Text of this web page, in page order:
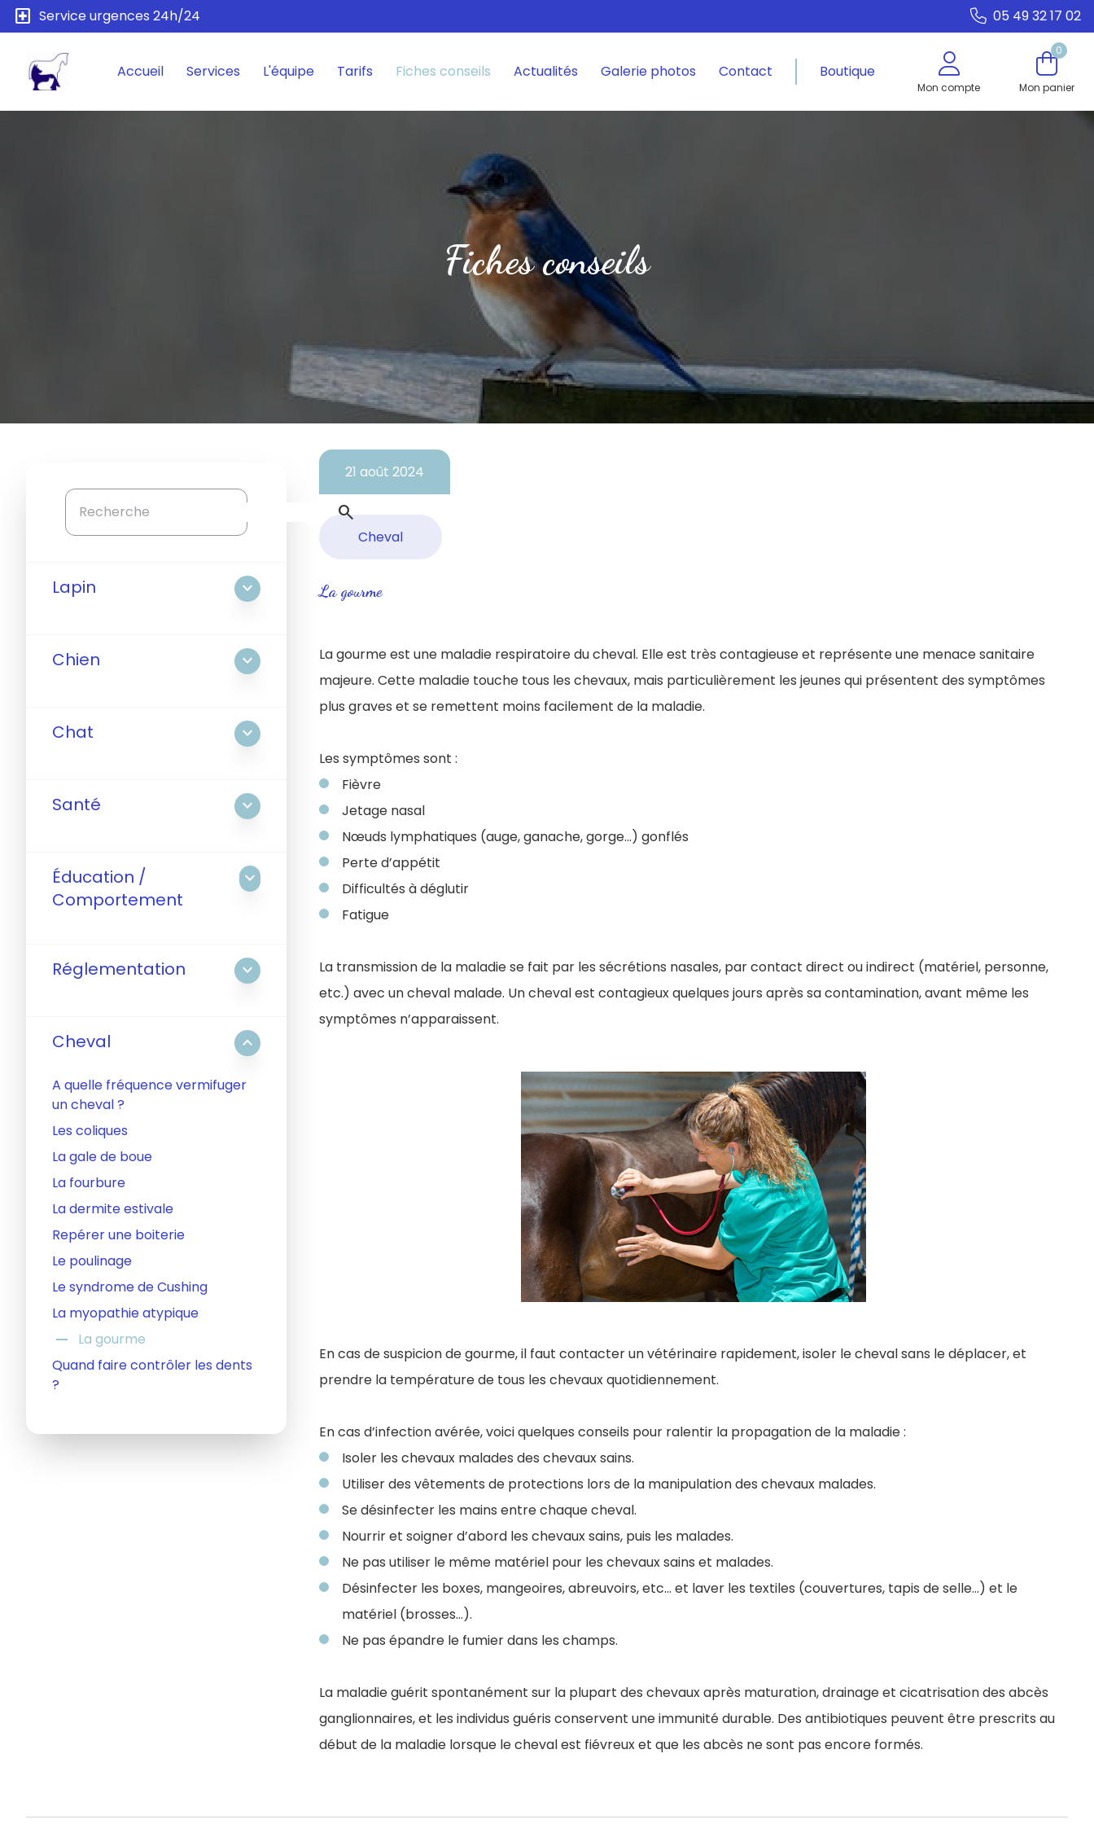
local_hospital Service urgences 24h/24 05 49 32 17 02
Accueil Services L'équipe Tarifs Fiches conseils Actualités Galerie photos Contact Boutique
Mon compte
0
Mon panier
Fiches conseils
search
Lapin expand_more
Chien expand_more
Chat expand_more
Santé expand_more
Éducation /
Comportement
expand_more
Réglementation expand_more
Cheval expand_less
A quelle fréquence vermifuger
un cheval ?
Les coliques
La gale de boue
La fourbure
La dermite estivale
Repérer une boiterie
Le poulinage
Le syndrome de Cushing
La myopathie atypique
remove
La gourme
Quand faire contrôler les dents
?
21 août 2024
Cheval
La gourme
La gourme est une maladie respiratoire du cheval. Elle est très contagieuse et représente une menace sanitaire
majeure. Cette maladie touche tous les chevaux, mais particulièrement les jeunes qui présentent des symptômes
plus graves et se remettent moins facilement de la maladie.
Les symptômes sont :
Fièvre
Jetage nasal
Nœuds lymphatiques (auge, ganache, gorge…) gonflés
Perte d’appétit
Difficultés à déglutir
Fatigue
La transmission de la maladie se fait par les sécrétions nasales, par contact direct ou indirect (matériel, personne,
etc.) avec un cheval malade. Un cheval est contagieux quelques jours après sa contamination, avant même les
symptômes n’apparaissent.
En cas de suspicion de gourme, il faut contacter un vétérinaire rapidement, isoler le cheval sans le déplacer, et
prendre la température de tous les chevaux quotidiennement.
En cas d’infection avérée, voici quelques conseils pour ralentir la propagation de la maladie :
Isoler les chevaux malades des chevaux sains.
Utiliser des vêtements de protections lors de la manipulation des chevaux malades.
Se désinfecter les mains entre chaque cheval.
Nourrir et soigner d’abord les chevaux sains, puis les malades.
Ne pas utiliser le même matériel pour les chevaux sains et malades.
Désinfecter les boxes, mangeoires, abreuvoirs, etc… et laver les textiles (couvertures, tapis de selle…) et le
matériel (brosses...).
Ne pas épandre le fumier dans les champs.
La maladie guérit spontanément sur la plupart des chevaux après maturation, drainage et cicatrisation des abcès
ganglionnaires, et les individus guéris conservent une immunité durable. Des antibiotiques peuvent être prescrits au
début de la maladie lorsque le cheval est fiévreux et que les abcès ne sont pas encore formés.